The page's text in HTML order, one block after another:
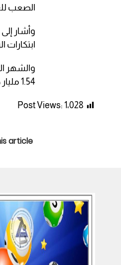
الصعب
وأشار
ابتكارات
1.54 مليار دولار، في العام المالي 2021-2022، وهي الأعلى في تاريخها.
Post Views: 1٬028
article: